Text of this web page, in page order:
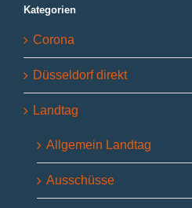
Kategorien
Corona
Düsseldorf direkt
Landtag
Allgemein Landtag
Ausschüsse